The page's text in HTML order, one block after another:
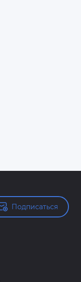
Подписаться
Подписаться